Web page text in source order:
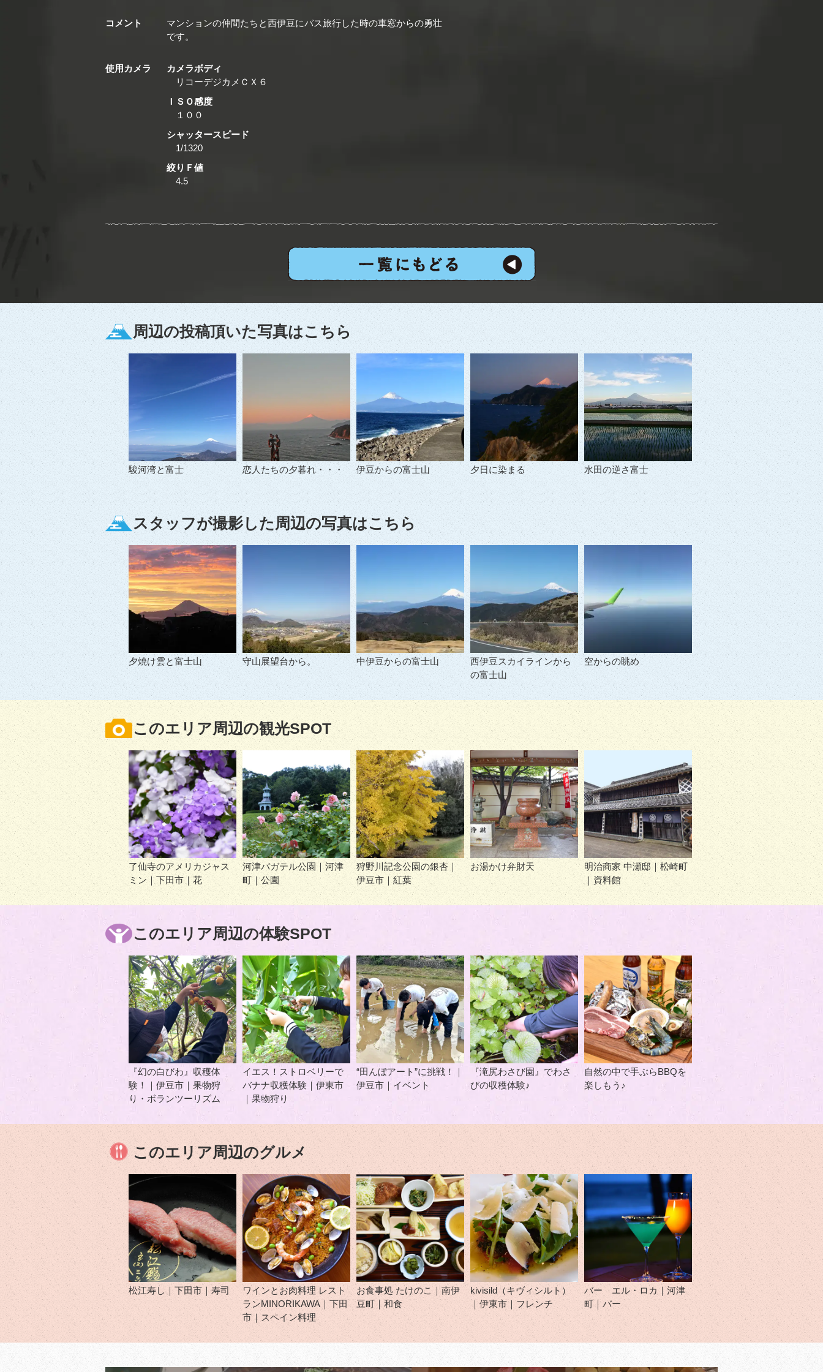
コメント
マンションの仲間たちと西伊豆にバス旅行した時の車窓からの勇壮
です。
使用カメラ
カメラボディ
リコーデジカメＣＸ６
ＩＳＯ感度
１００
シャッタースピード
1/1320
絞りＦ値
4.5
周辺の投稿頂いた写真はこちら
駿河湾と富士 恋人たちの夕暮れ・・・ 伊豆からの富士山 夕日に染まる 水田の逆さ富士
スタッフが撮影した周辺の写真はこちら
夕焼け雲と富士山 守山展望台から。 中伊豆からの富士山
西伊豆スカイラインから
の富士山
空からの眺め
このエリア周辺の観光SPOT
了仙寺のアメリカジャス
ミン｜下田市｜花
河津バガテル公園｜河津
町｜公園
狩野川記念公園の銀杏｜
伊豆市｜紅葉
お湯かけ弁財天
明治商家 中瀬邸｜松崎町
｜資料館
このエリア周辺の体験SPOT
『幻の白びわ』収穫体
験！｜伊豆市｜果物狩
り・ボランツーリズム
イエス！ストロベリーで
バナナ収穫体験｜伊東市
｜果物狩り
“田んぼアート”に挑戦！｜
伊豆市｜イベント
『滝尻わさび園』でわさ
びの収穫体験♪
自然の中で手ぶらBBQを
楽しもう♪
このエリア周辺のグルメ
松江寿し｜下田市｜寿司
ワインとお肉料理 レスト
ランMINORIKAWA｜下田
市｜スペイン料理
お食事処 たけのこ｜南伊
豆町｜和食
kivisild（キヴィシルト）
｜伊東市｜フレンチ
バー エル・ロカ｜河津
町｜バー